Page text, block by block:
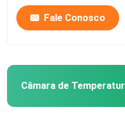
Armário do fluxo de ar
Gabinete de
Forno secador a vácuo
Fale Conosco
Câmara de